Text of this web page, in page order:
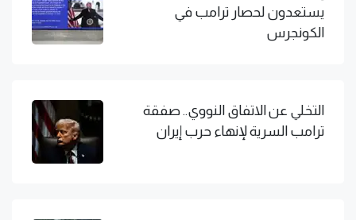
يستعدون لحصار ترامب في
الكونجرس
التخلي عن الاتفاق النووي.. صفقة
ترامب السرية لإنهاء حرب إيران